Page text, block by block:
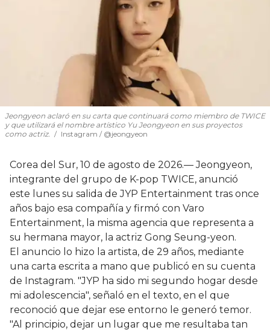
Jeongyeon aclaró en su carta que continuará como miembro de TWICE
y que utilizará el nombre artístico Yu Jeongyeon en sus proyectos
como actriz.
Instagram / @jeongyeon
Corea del Sur, 10 de agosto de 2026.— Jeongyeon,
integrante del grupo de K-pop TWICE, anunció
este lunes su salida de JYP Entertainment tras once
años bajo esa compañía y firmó con Varo
Entertainment, la misma agencia que representa a
su hermana mayor, la actriz Gong Seung-yeon.
El anuncio lo hizo la artista, de 29 años, mediante
una carta escrita a mano que publicó en su cuenta
de Instagram. "JYP ha sido mi segundo hogar desde
mi adolescencia", señaló en el texto, en el que
reconoció que dejar ese entorno le generó temor.
"Al principio, dejar un lugar que me resultaba tan